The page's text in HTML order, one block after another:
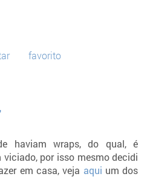
favorito
haviam wraps, do qual, é
viciado, por isso mesmo decidi
em casa, veja aqui um dos